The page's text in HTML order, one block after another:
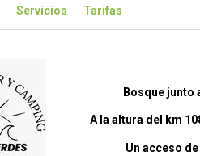
Servicios Tarifas
Bosque junto
A la altura del km
Un acceso